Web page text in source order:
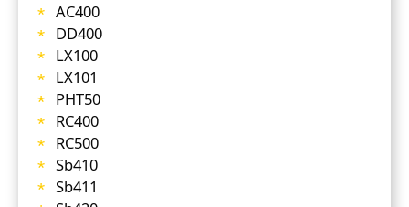
AC400
DD400
LX100
LX101
PHT50
RC400
RC500
Sb410
Sb411